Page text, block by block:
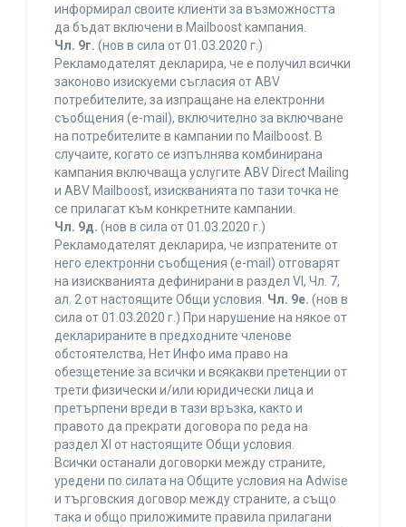
информирал своите клиенти за възможността
да бъдат включени в Mailboost кампания.
Чл. 9г. (нов в сила от 01.03.2020 г.)
Рекламодателят декларира, че е получил всички
законово изискуеми съгласия от ABV
потребителите, за изпращане на електронни
съобщения (e-mail), включително за включване
на потребителите в кампании по Mailboost. В
случаите, когато се изпълнява комбинирана
кампания включваща услугите ABV Direct Mailing
и ABV Mailboost, изискванията по тази точка не
се прилагат към конкретните кампании.
Чл. 9д. (нов в сила от 01.03.2020 г.)
Рекламодателят декларира, че изпратените от
него електронни съобщения (e-mail) отговарят
на изискванията дефинирани в раздел VI, Чл. 7,
ал. 2 от настоящите Общи условия. Чл. 9е. (нов в
сила от 01.03.2020 г.) При нарушение на някое от
декларираните в предходните членове
обстоятелства, Нет Инфо има право на
обезщетение за всички и всякакви претенции от
трети физически и/или юридически лица и
претърпени вреди в тази връзка, както и
правото да прекрати договора по реда на
раздел XI от настоящите Общи условия.
Всички останали договорки между страните,
уредени по силата на Общите условия на Adwise
и търговския договор между страните, а също
така и общо приложимите правила прилагани